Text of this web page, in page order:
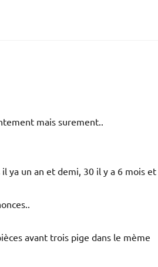
mais surement..
ya un an et demi, 30 il y a 6 mois
avant trois pige dans le mème